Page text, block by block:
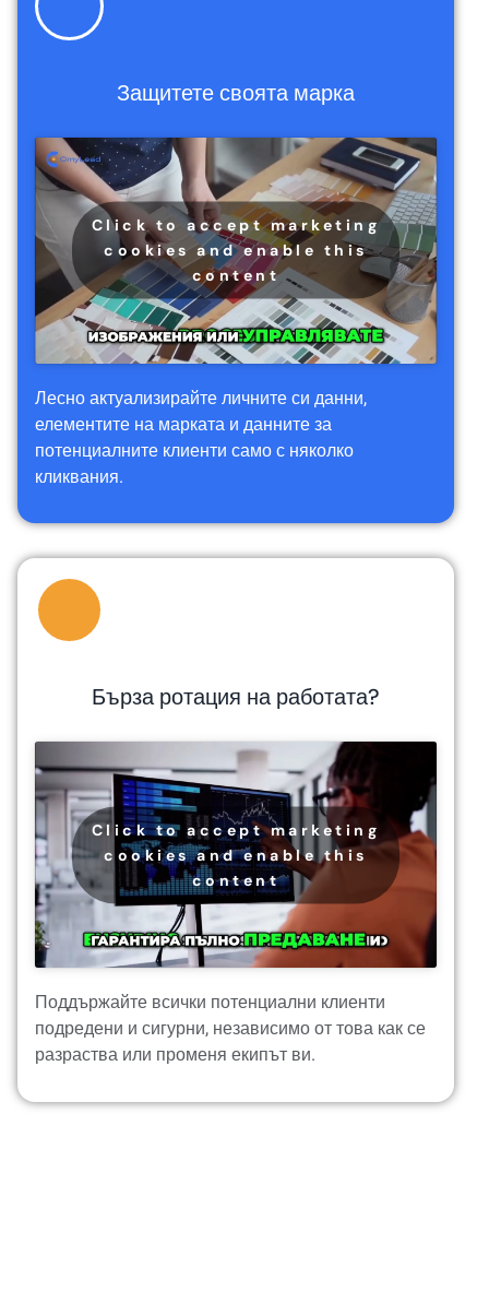
Защитете своята марка
Click to accept marketing
cookies and enable this
content
Лесно актуализирайте личните си данни,
елементите на марката и данните за
потенциалните клиенти само с няколко
кликвания.
Бърза ротация на работата?
Click to accept marketing
cookies and enable this
content
Поддържайте всички потенциални клиенти
подредени и сигурни, независимо от това как се
разраства или променя екипът ви.